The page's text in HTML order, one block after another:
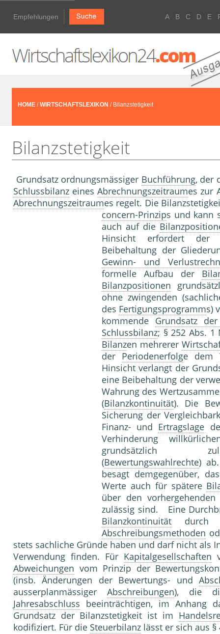
Empfehlungen A B C D E
HOME /WIRTSCHAFTSLEXIKON / Bilanzstetigkeit
Bilanzstetigkeit
Grundsatz ordnungsmässiger Buchführung, der
Schlussbilanz einesAbrechnungszeitraumes zur
Abrechnungszeitraumes regelt. Die
concern-Prinzips und kann
auch auf die
Hinsicht erfordert der
Beibehaltung der
Gewinn- und
formelle Aufbau der
Bilanzpositionen
ohne zwingenden
des Fertigungsprogramms)
kommende Grundsatz
Schlussbilanz; § 252 Abs. 1
Bilanzen mehrerer
der Periodenerfolge dem
Hinsicht verlangt der
eine Beibehaltung der
Wahrung des
(Bilanzkontinuität). Die
Sicherung der
Finanz- und Ertragslage
Verhinderung
grundsätzlich
(Bewertungswahlrechte)
besagt demgegenüber,
Werte auch für spätere
über den
zulässig sind. Eine
Bilanzkontinuität durch
Abschreibungsmethoden
stets sachliche Gründe haben und darf nicht als
Verwendung finden. Für Kapitalgesellschaften
Abweichungen vom Prinzip der
(insb. Änderungen der Bewertungs- und
ausserplanmässigerAbschreibungen), die
Jahresabschluss beeinträchtigen, im
Grundsatz der Bilanzstetigkeit ist im
kodifiziert. Für die Steuerbilanz lässt er sich aus